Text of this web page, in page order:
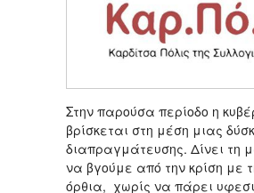
Στην παρούσα περίοδο η
βρίσκεται στη μέση μιας
διαπραγμάτευσης. Δίνει τη
να βγούμε από την κρίση με
όρθια, χωρίς να πάρει